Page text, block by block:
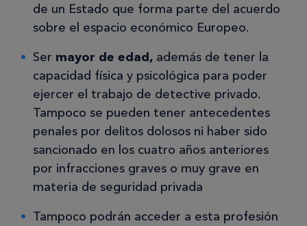
de un Estado que forma parte del acuerdo
sobre el espacio económico Europeo.
Ser mayor de edad, además de tener la
capacidad física y psicológica para poder
ejercer el trabajo de detective privado.
Tampoco se pueden tener antecedentes
penales por delitos dolosos ni haber sido
sancionado en los cuatro años anteriores
por infracciones graves o muy grave en
materia de seguridad privada
Tampoco podrán acceder a esta profesión